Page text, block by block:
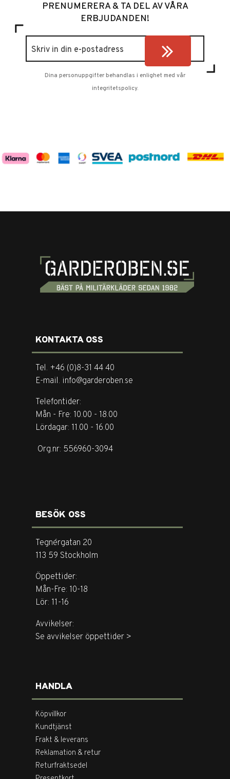
PRENUMERERA & TA DEL AV VÅRA
ERBJUDANDEN!
Dina personuppgifter behandlas i enlighet med vår
integritetspolicy.
KONTAKTA OSS
Tel. +46 (0)8-31 44 40
E-mail. info@garderoben.se
Telefontider:
Mån - Fre: 10.00 - 18.00
Lördagar: 11.00 - 16.00
Org.nr: 556960-3094
BESÖK OSS
Tegnérgatan 20
113 59 Stockholm
Öppettider:
Mån-Fre: 10-18
Lör: 11-16
Avvikelser:
Se avvikelser öppettider >
HANDLA
Köpvillkor
Kundtjänst
Frakt & leverans
Reklamation & retur
Returfraktsedel